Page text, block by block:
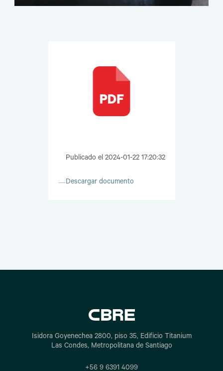
Publicado el 2024-01-22 17:20:32
Descargar documento
Isidora Goyenechea 2800, piso 35, Edificio Titanium
Las Condes, Metropolitana de Santiago
+56 9 6391 4099